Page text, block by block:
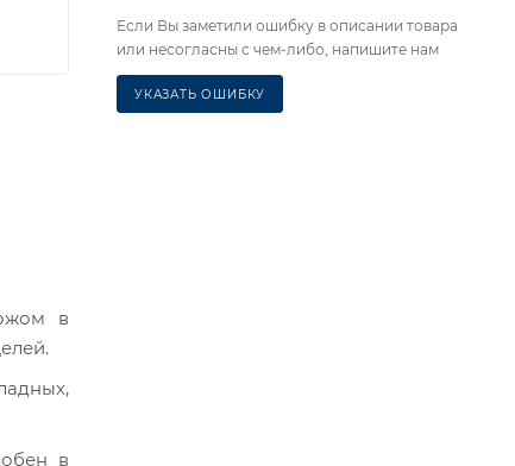
в
в
Если Вы заметили ошибку в описании товара
или несогласны с чем-либо, напишите нам
УКАЗАТЬ ОШИБКУ